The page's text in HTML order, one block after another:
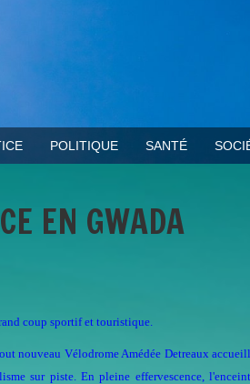
POLITIQUE SANTÉ
EN GWADA
coup sportif et touristique.
nouveau Vélodrome Amédée Detreaux
sur piste. En pleine effervescence,